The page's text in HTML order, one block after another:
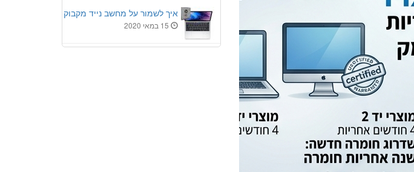
איך לשמור על מחשב נייד מקבוק